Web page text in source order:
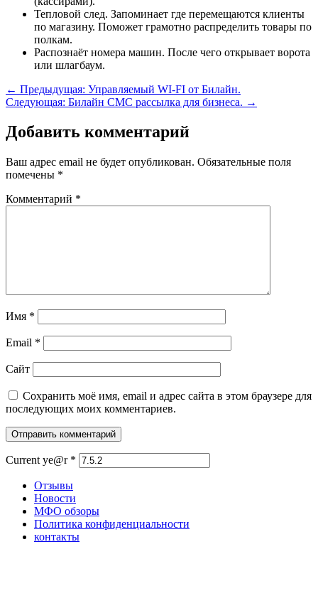
Тепловой след. Запоминает где перемещаются клиенты
по магазину. Поможет грамотно распределить товары по
полкам.
Распознаёт номера машин. После чего открывает ворота
или шлагбаум.
← Предыдущая: Управляемый WI-FI от Билайн.
Следующая: Билайн СМС рассылка для бизнеса. →
Добавить комментарий
Ваш адрес email не будет опубликован. Обязательные поля
помечены *
Комментарий *
Имя *
Email *
Сайт
Сохранить моё имя, email и адрес сайта в этом браузере для
последующих моих комментариев.
Current ye@r *
Отзывы
Новости
МФО обзоры
Политика конфиденциальности
контакты